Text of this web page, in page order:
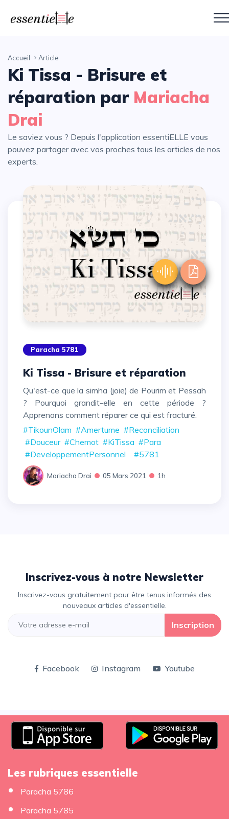
Accueil Article
Ki Tissa - Brisure et
réparation par Mariacha
Drai
Le saviez vous ? Depuis l'application essentiELLE vous
pouvez partager avec vos proches tous les articles de nos
experts.
Paracha 5781
Ki Tissa - Brisure et réparation
Qu'est-ce que la simha (joie) de Pourim et Pessah
? Pourquoi grandit-elle en cette période ?
Apprenons comment réparer ce qui est fracturé.
#TikounOlam #Amertume #Reconciliation
#Douceur #Chemot #KiTissa #Para
#DeveloppementPersonnel
#5781
Mariacha Drai 05 Mars 2021 1h
Inscrivez-vous à notre Newsletter
Inscrivez-vous gratuitement pour être tenus informés des
nouveaux articles d'essentielle.
Inscription
Facebook Instagram Youtube
Les rubriques essentielle
Paracha 5786
Paracha 5785